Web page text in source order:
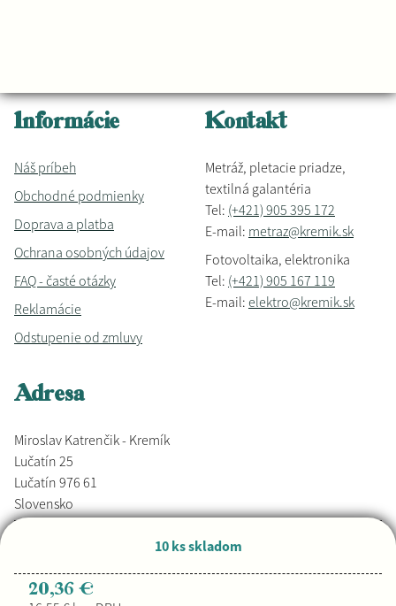
10 ks skladom
20,36 €
Informácie
Náš príbeh
Obchodné podmienky
Doprava a platba
Ochrana osobných údajov
FAQ - časté otázky
Reklamácie
Odstupenie od zmluvy
Kontakt
Metráž, pletacie priadze,
textilná galantéria
Tel: (+421) 905 395 172
E-mail: metraz@kremik.sk
Fotovoltaika, elektronika
Tel: (+421) 905 167 119
E-mail: elektro@kremik.sk
Adresa
Miroslav Katrenčik - Kremík
Lučatín 25
Lučatín 976 61
Slovensko